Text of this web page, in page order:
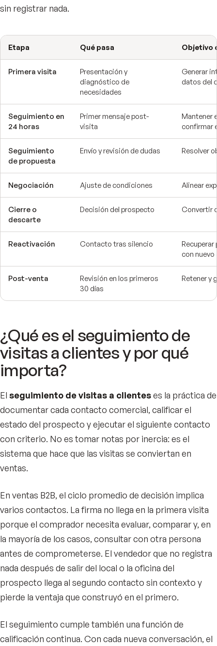
sin registrar nada.
Etapa Qué pasa Objetivo
Primera visita
Presentación y
diagnóstico de
necesidades
Generar
datos del
Seguimiento en
24 horas
Primer mensaje post-
visita
Mantener
confirmar
Seguimiento
de propuesta
Envío y revisión de dudas Resolver
Negociación Ajuste de condiciones Alinear
Cierre o
descarte
Decisión del prospecto Convertir
Reactivación Contacto tras silencio
con nuevo
Post-venta
Revisión en los primeros
30 días
Retener y
¿Qué es el seguimiento de
visitas a clientes y por qué
importa?
El seguimiento de visitas a clienteses la práctica de
documentar cada contacto comercial, calificar el
estado del prospecto y ejecutar el siguiente contacto
con criterio. No es tomar notas por inercia: es el
sistema que hace que las visitas se conviertan en
ventas.
En ventas B2B, el ciclo promedio de decisión implica
varios contactos. La firma no llega en la primera visita
porque el comprador necesita evaluar, comparar y, en
la mayoría de los casos, consultar con otra persona
antes de comprometerse. El vendedor que no registra
nada después de salir del local o la oficina del
prospecto llega al segundo contacto sin contexto y
pierde la ventaja que construyó en el primero.
El seguimiento cumple también una función de
calificación continua. Con cada nueva conversación, el